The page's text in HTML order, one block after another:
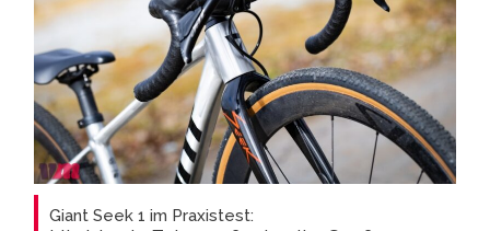
Giant Seek 1 im Praxistest: